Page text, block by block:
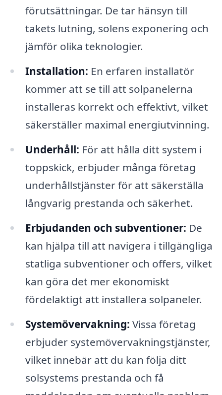
förutsättningar. De tar hänsyn till
takets lutning, solens exponering och
jämför olika teknologier.
Installation: En erfaren installatör
kommer att se till att solpanelerna
installeras korrekt och effektivt, vilket
säkerställer maximal energiutvinning.
Underhåll: För att hålla ditt system i
toppskick, erbjuder många företag
underhållstjänster för att säkerställa
långvarig prestanda och säkerhet.
Erbjudanden och subventioner: De
kan hjälpa till att navigera i tillgängliga
statliga subventioner och offers, vilket
kan göra det mer ekonomiskt
fördelaktigt att installera solpaneler.
Systemövervakning: Vissa företag
erbjuder systemövervakningstjänster,
vilket innebär att du kan följa ditt
solsystems prestanda och få